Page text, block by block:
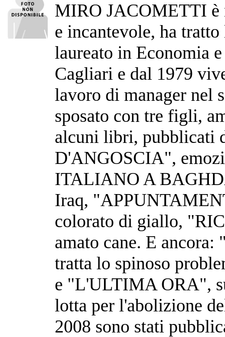
MIRO JACOMETTI è
e incantevole, ha
laureato in Economia
Cagliari e dal 1979
lavoro di manager nel
sposato con tre figli,
alcuni libri, pubblicati
D'ANGOSCIA",
ITALIANO A
Iraq,
colorato di giallo,
amato cane. E
tratta lo spinoso
e "L'ULTIMA ORA",
lotta per l'abolizione
2008 sono stati